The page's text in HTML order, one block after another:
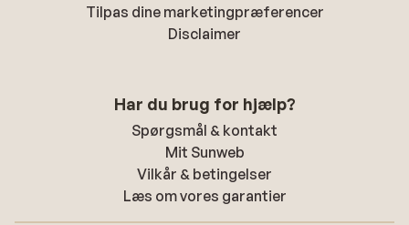
Tilpas dine marketingpræferencer
Disclaimer
Har du brug for hjælp?
Spørgsmål & kontakt
Mit Sunweb
Vilkår & betingelser
Læs om vores garantier